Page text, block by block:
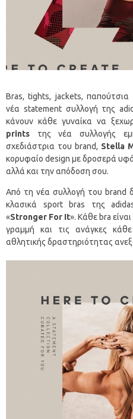
Bras, tights, jackets,
νέα statement συλλογή της
κάνουν κάθε γυναίκα να
prints της νέα συλλογής
σχεδιάστρια του brand, Stella
κορυφαίο design με δροσερά
αλλά και την απόδοση σου.
Από τη νέα συλλογή του brand
κλασικά sport bras της
«Stronger For It». Κάθε bra
γραμμή και τις ανάγκες
αθλητικής δραστηριότητας